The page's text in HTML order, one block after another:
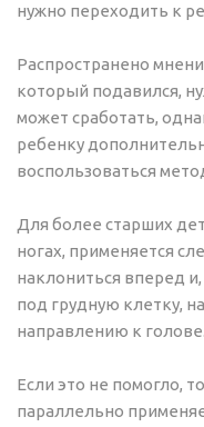
нужно переходить к
Распространено
который подавился,
может сработать,
ребенку
воспользоваться
Для более старших
ногах, применяется
наклониться вперед
под грудную клетку,
направлению к голове.
Если это не помогло,
параллельно